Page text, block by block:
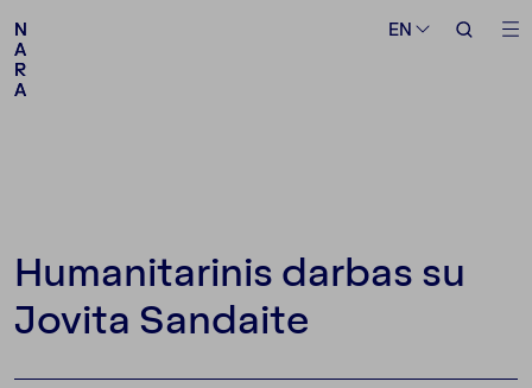
N
A
R
A
EN
N
A
R
A
EN
Humanitarinis darbas su
Jovita Sandaite